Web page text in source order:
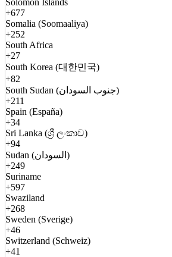
Solomon Islands
+677
Somalia (Soomaaliya)
+252
South Africa
+27
South Korea (대한민국)
+82
South Sudan (جنوب السودان)
+211
Spain (España)
+34
Sri Lanka (ශ්‍රී ලංකාව)
+94
Sudan (السودان)
+249
Suriname
+597
Swaziland
+268
Sweden (Sverige)
+46
Switzerland (Schweiz)
+41